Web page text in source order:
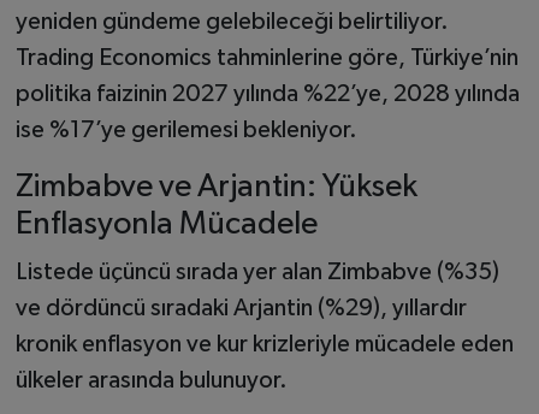
yeniden gündeme gelebileceği belirtiliyor.
Trading Economics tahminlerine göre, Türkiye’nin
politika faizinin 2027 yılında %22’ye, 2028 yılında
ise %17’ye gerilemesi bekleniyor.
Zimbabve ve Arjantin: Yüksek
Enflasyonla Mücadele
Listede üçüncü sırada yer alan Zimbabve (%35)
ve dördüncü sıradaki Arjantin (%29), yıllardır
kronik enflasyon ve kur krizleriyle mücadele eden
ülkeler arasında bulunuyor.